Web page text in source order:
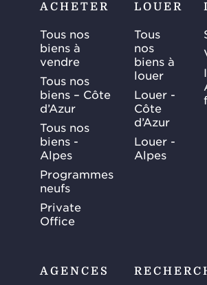
ACHETER
Tous nos
biens à
vendre
Tous nos
biens – Côte
d’Azur
Tous nos
biens -
Alpes
Programmes
neufs
Private
Office
LOUER
Tous
nos
biens à
louer
Louer -
Côte
d’Azur
Louer -
Alpes
AGENCES